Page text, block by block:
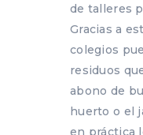
de talleres
Gracias a
colegios
residuos
abono de
huerto o el
en práctica